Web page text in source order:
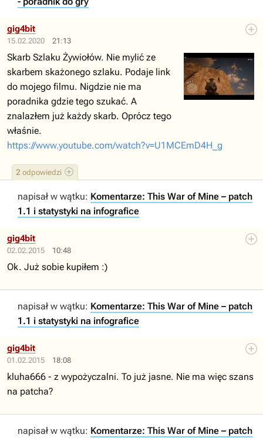
15.02.2020 21:13
2 odpowiedzi
gig4bit
Skarb Szlaku Żywiołów. Nie mylić ze
skarbem skażonego szlaku. Podaje link
do mojego filmu. Nigdzie nie ma
poradnika gdzie tego szukać. A
znalazłem już każdy skarb. Oprócz tego
właśnie.
https://www.youtube.com/watch?v=U1MCEmD4H_g
napisał w wątku: Komentarze: This War of Mine – patch
1.1 i statystyki na infografice
02.02.2015 10:48
gig4bit
Ok. Już sobie kupiłem :)
napisał w wątku: Komentarze: This War of Mine – patch
1.1 i statystyki na infografice
01.02.2015 18:08
gig4bit
kluha666 - z wypożyczalni. To już jasne. Nie ma więc szans
na patcha?
napisał w wątku: Komentarze: This War of Mine – patch